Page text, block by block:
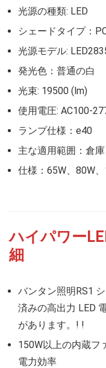
光源の種類: LED
シェードタイプ：
光源モデル:
発光色：普通の白
光束: 19500 (lm)
使用電圧: AC100-
ランプ仕様：e40
主な適用範囲：倉
仕様：65W、80W
ハイパワー
細
バンタン照明RS1
済みの高出力 LED
があります。! !
150W以上の内蔵フ
電力効率